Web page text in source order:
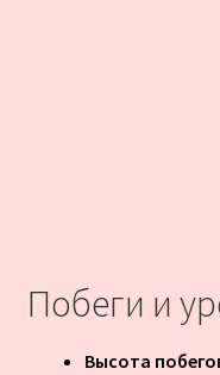
Побеги и
Высота